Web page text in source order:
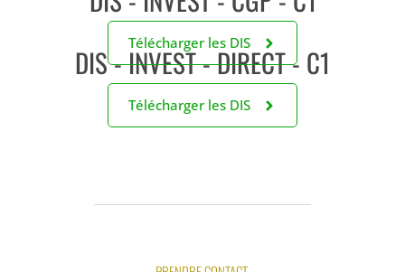
Télécharger les DIS
DIS - INVEST - DIRECT - C1
Télécharger les DIS